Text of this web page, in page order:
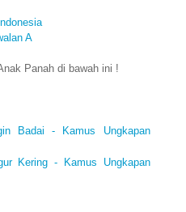
A
Panah di bawah ini !
Badai - Kamus Ungkapan
Kering - Kamus Ungkapan